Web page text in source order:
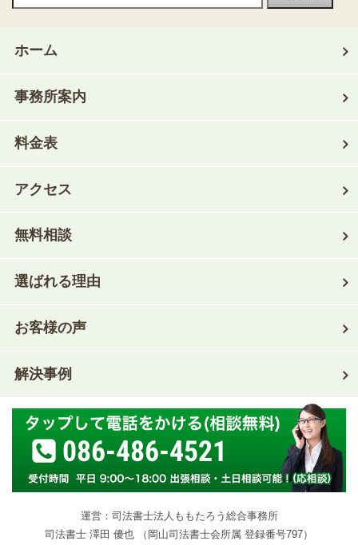
ホーム
事務所案内
料金表
アクセス
無料相談
選ばれる理由
お客様の声
解決事例
086-486-4521
運営：司法書士法人ももたろう総合事務所
司法書士 澤田 優也 （岡山司法書士会所属 登録番号797）